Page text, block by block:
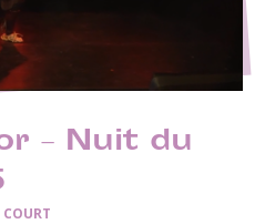
– Nuit du
COURT